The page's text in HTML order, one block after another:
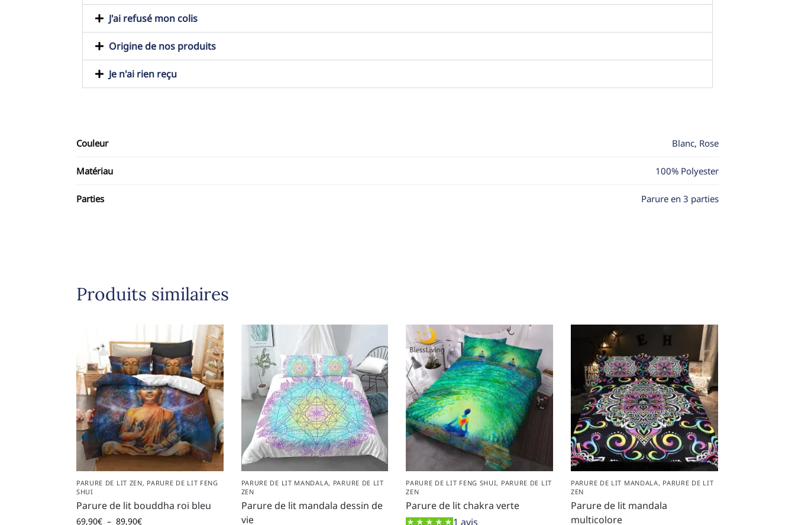
J'ai refusé mon colis
Origine de nos produits
Je n'ai rien reçu
Couleur Blanc, Rose
Matériau 100% Polyester
Parties Parure en 3 parties
Produits similaires
PARURE DE LIT ZEN, PARURE DE LIT FENG
SHUI
Parure de lit bouddha roi bleu
69,90€ – 89,90€
PARURE DE LIT MANDALA, PARURE DE LIT
ZEN
Parure de lit mandala dessin de
vie
PARURE DE LIT FENG SHUI, PARURE DE LIT
ZEN
Parure de lit chakra verte
1 avis
PARURE DE LIT MANDALA, PARURE DE LIT
ZEN
Parure de lit mandala
multicolore